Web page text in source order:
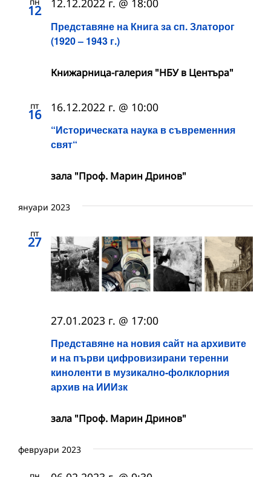
12
Представяне на Книга за сп. Златорог
(1920 – 1943 г.)
12.12.2022 г. @ 18:00
Книжарница-галерия "НБУ в Центъра"
пт
16
“Историческата наука в съвременния
свят“
16.12.2022 г. @ 10:00
зала "Проф. Марин Дринов"
януари 2023
пт
27
Представяне на новия сайт на архивите
и на първи цифровизирани теренни
киноленти в музикално-фолклорния
архив на ИИИзк
27.01.2023 г. @ 17:00
зала "Проф. Марин Дринов"
февруари 2023